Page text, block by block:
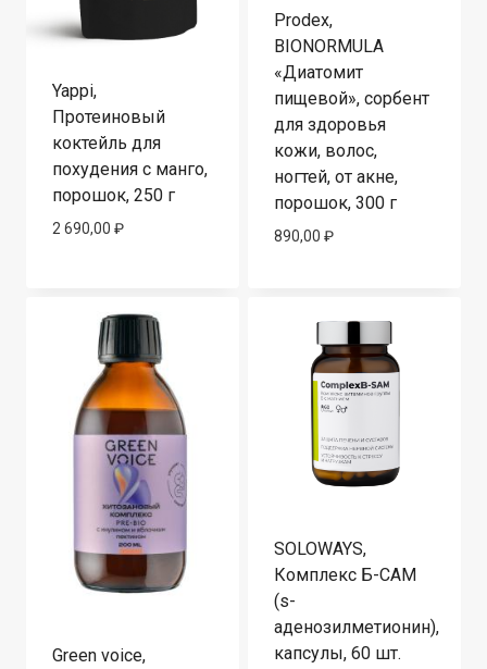
Yappi,
Протеиновый
коктейль для
похудения с манго,
порошок, 250 г
2 690,00 ₽
Prodex,
BIONORMULA
«Диатомит
пищевой», сорбент
для здоровья
кожи, волос,
ногтей, от акне,
порошок, 300 г
890,00 ₽
Green voice,
SOLOWAYS,
Комплекс Б-САМ
(s-
аденозилметионин),
капсулы, 60 шт.